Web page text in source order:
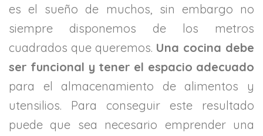
es el sueño de muchos, sin embargo no
siempre disponemos de los metros
cuadrados que queremos. Una cocina debe
ser funcional y tener el espacio adecuado
para el almacenamiento de alimentos y
utensilios. Para conseguir este resultado
puede que sea necesario emprender una